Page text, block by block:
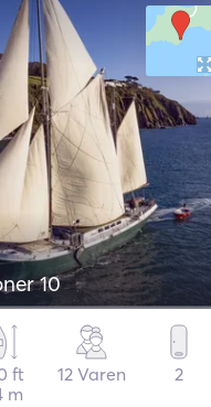
10
ft
m
12 Varen 2